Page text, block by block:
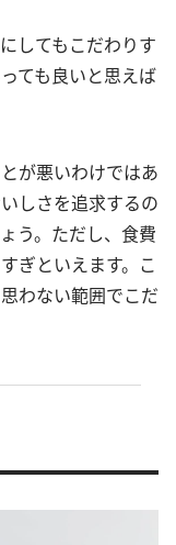
してもこだわりす
ても良いと思えば
が悪いわけではあ
しさを追求するの
う。ただし、食費
ぎといえます。こ
わない範囲でこだ